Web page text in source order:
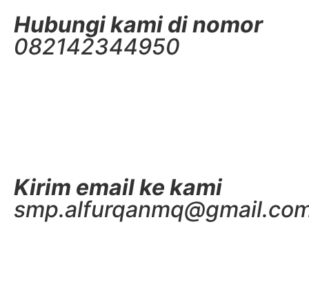
Hubungi kami di nomor
082142344950
Kirim email ke kami